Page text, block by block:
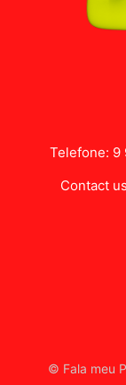
Telefone: 9
Contact
© Fala meu